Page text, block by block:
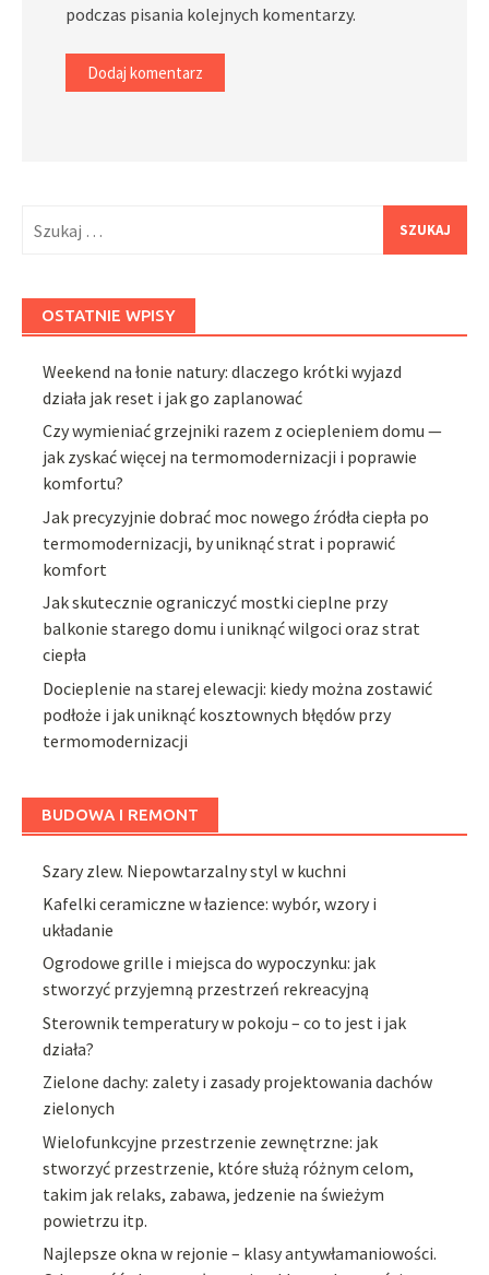
podczas pisania kolejnych komentarzy.
OSTATNIE WPISY
Weekend na łonie natury: dlaczego krótki wyjazd
działa jak reset i jak go zaplanować
Czy wymieniać grzejniki razem z ociepleniem domu —
jak zyskać więcej na termomodernizacji i poprawie
komfortu?
Jak precyzyjnie dobrać moc nowego źródła ciepła po
termomodernizacji, by uniknąć strat i poprawić
komfort
Jak skutecznie ograniczyć mostki cieplne przy
balkonie starego domu i uniknąć wilgoci oraz strat
ciepła
Docieplenie na starej elewacji: kiedy można zostawić
podłoże i jak uniknąć kosztownych błędów przy
termomodernizacji
BUDOWA I REMONT
Szary zlew. Niepowtarzalny styl w kuchni
Kafelki ceramiczne w łazience: wybór, wzory i
układanie
Ogrodowe grille i miejsca do wypoczynku: jak
stworzyć przyjemną przestrzeń rekreacyjną
Sterownik temperatury w pokoju – co to jest i jak
działa?
Zielone dachy: zalety i zasady projektowania dachów
zielonych
Wielofunkcyjne przestrzenie zewnętrzne: jak
stworzyć przestrzenie, które służą różnym celom,
takim jak relaks, zabawa, jedzenie na świeżym
powietrzu itp.
Najlepsze okna w rejonie – klasy antywłamaniowości.